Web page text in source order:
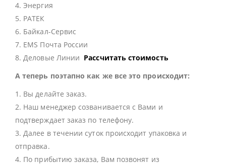
4. Энергия
5. РАТЕК
6. Байкал-Сервис
7. EMS Почта России
8. Деловые Линии Рассчитать стоимость
А теперь поэтапно как же все это происходит:
1. Вы делайте заказ.
2. Наш менеджер созванивается с Вами и
подтверждает заказ по телефону.
3. Далее в течении суток происходит упаковка и
отправка.
4. По прибытию заказа, Вам позвонят из